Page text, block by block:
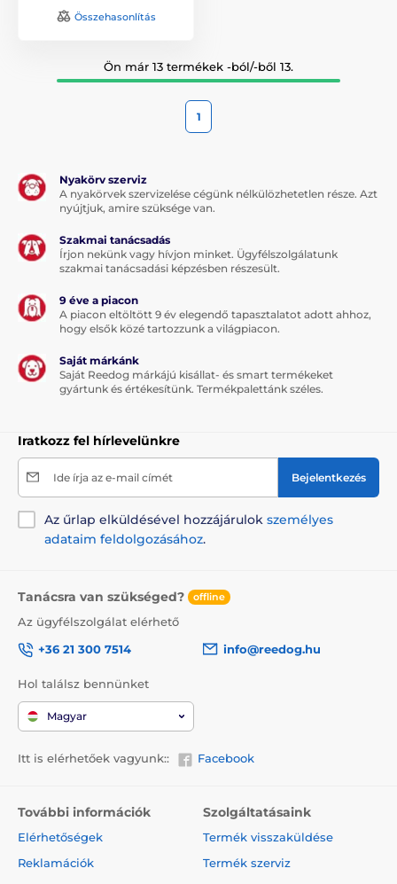
Összehasonlítás
Ön már 13 termékek -ból/-ből 13.
1
Nyakörv szerviz
A nyakörvek szervizelése cégünk nélkülözhetetlen része. Azt
nyújtjuk, amire szüksége van.
Szakmai tanácsadás
Írjon nekünk vagy hívjon minket. Ügyfélszolgálatunk
szakmai tanácsadási képzésben részesült.
9 éve a piacon
A piacon eltöltött 9 év elegendő tapasztalatot adott ahhoz,
hogy elsők közé tartozzunk a világpiacon.
Saját márkánk
Saját Reedog márkájú kisállat- és smart termékeket
gyártunk és értékesítünk. Termékpalettánk széles.
Iratkozz fel hírlevelünkre
Ide írja az e-mail címét Bejelentkezés
Az űrlap elküldésével hozzájárulok személyes
adataim feldolgozásához.
Tanácsra van szükséged? offline
Az ügyfélszolgálat elérhető
+36 21 300 7514
info@reedog.hu
Hol találsz bennünket
Magyar
Itt is elérhetőek vagyunk:: Facebook
További információk
Elérhetőségek
Reklamációk
Szolgáltatásaink
Termék visszaküldése
Termék szerviz